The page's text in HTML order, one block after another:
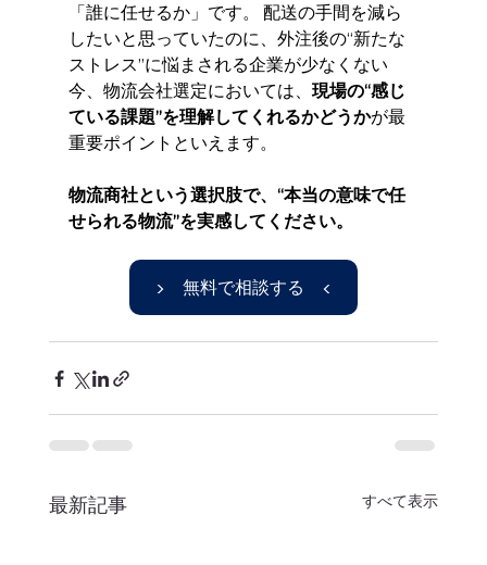
「誰に任せるか」です。 配送の手間を減ら
したいと思っていたのに、外注後の“新たな
ストレス”に悩まされる企業が少なくない
今、物流会社選定においては、 現場の“感じ
ている課題”を理解してくれるかどうかが最
重要ポイントといえます。
物流商社という選択肢で、“本当の意味で任
せられる物流”を実感してください。
▶ 無料で相談する ◀
最新記事 すべて表示